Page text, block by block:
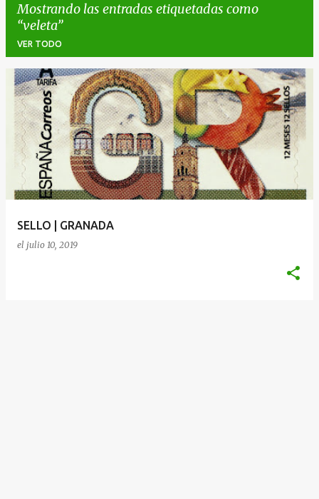
Mostrando las entradas etiquetadas como
veleta
VER TODO
SELLO | GRANADA
el julio 10, 2019